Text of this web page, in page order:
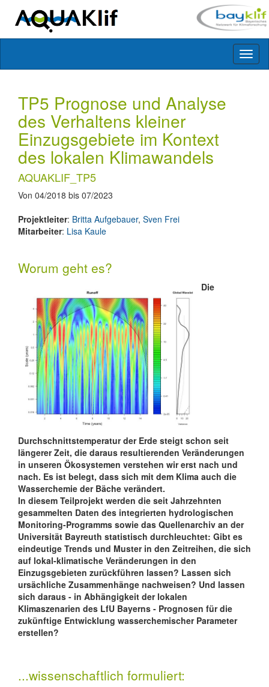
TP5 Prognose und Analyse
des Verhaltens kleiner
Einzugsgebiete im Kontext
des lokalen Klimawandels
AQUAKLIF_TP5
Von 04/2018 bis 07/2023
Projektleiter: Britta Aufgebauer, Sven Frei
Mitarbeiter: Lisa Kaule
Worum geht es?
Die
Durchschnittstemperatur der Erde steigt schon seit
längerer Zeit, die daraus resultierenden Veränderungen
in unseren Ökosystemen verstehen wir erst nach und
nach. Es ist belegt, dass sich mit dem Klima auch die
Wasserchemie der Bäche verändert.
In diesem Teilprojekt werden die seit Jahrzehnten
gesammelten Daten des integrierten hydrologischen
Monitoring-Programms sowie das Quellenarchiv an der
Universität Bayreuth statistisch durchleuchtet: Gibt es
eindeutige Trends und Muster in den Zeitreihen, die sich
auf lokal-klimatische Veränderungen in den
Einzugsgebieten zurückführen lassen? Lassen sich
ursächliche Zusammenhänge nachweisen? Und lassen
sich daraus - in Abhängigkeit der lokalen
Klimaszenarien des LfU Bayerns - Prognosen für die
zukünftige Entwicklung wasserchemischer Parameter
erstellen?
...wissenschaftlich formuliert: